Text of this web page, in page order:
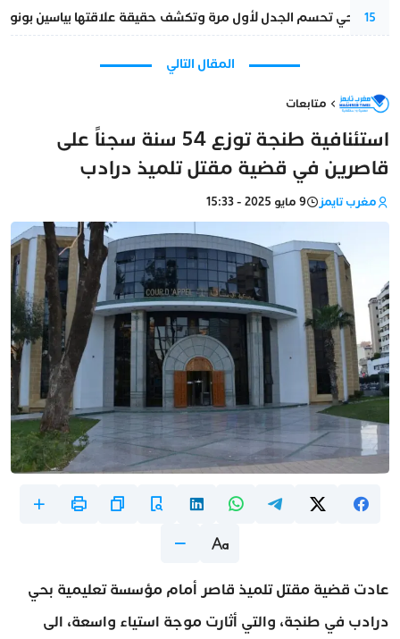
15
نورا فتحي تحسم الجدل لأول مرة وتكشف حقيقة علاقتها بياسين بونو
المقال التالي
متابعات
استئنافية طنجة توزع 54 سنة سجناً على
قاصرين في قضية مقتل تلميذ درادب
مغرب تايمز 9 مايو 2025 - 15:33
عادت قضية مقتل تلميذ قاصر أمام مؤسسة تعليمية بحي
درادب في طنجة، والتي أثارت موجة استياء واسعة، الى